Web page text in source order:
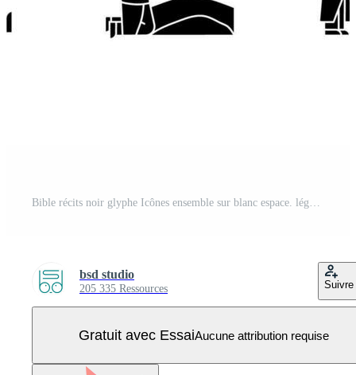
Bible récits noir glyphe Icônes ensemble sur blanc espace. légendes de vieux et Nouveau testament. religieux histoires. de bonne heure les chrétiens. silhouette symboles. solide pictogramme paquet. vecteur isolé illustration Vecteur Pro
bsd studio
205 335 Ressources Suivre
Gratuit avec EssaiAucune attribution requise